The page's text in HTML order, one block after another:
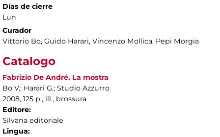
Días de cierre
Lun
Curador
Vittorio Bo, Guido Harari, Vincenzo Mollica, Pepi Morgia
Catalogo
Fabrizio De André. La mostra
Bo V.; Harari G.; Studio Azzurro
2008, 125 p., ill., brossura
Editore:
Silvana editoriale
Lingua: